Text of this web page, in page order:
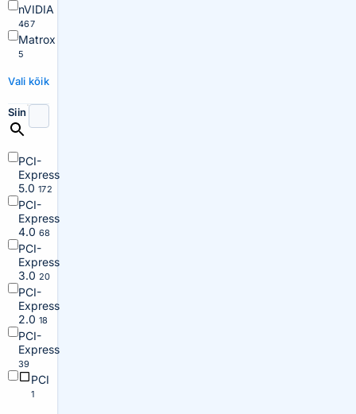
nVIDIA
467
Matrox
5
Vali kõik
Siin
PCI-
Express
5.0 172
PCI-
Express
4.0 68
PCI-
Express
3.0 20
PCI-
Express
2.0 18
PCI-
Express
39
PCI
1